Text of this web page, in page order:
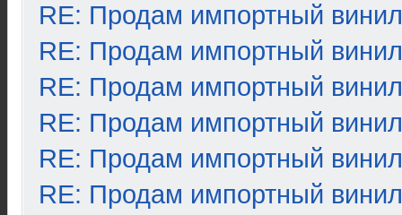
RE: Продам импортный винил
RE: Продам импортный винил
RE: Продам импортный винил
RE: Продам импортный винил
RE: Продам импортный винил
RE: Продам импортный винил